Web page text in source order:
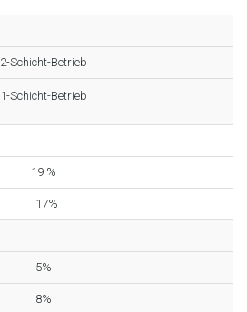
2-Schicht-Betrieb
1-Schicht-Betrieb
19 %
17%
5%
8%